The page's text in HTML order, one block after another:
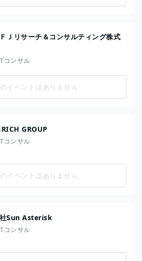
Ｊリサーチ＆コンサルティング株式
コンサル
イベントはありません
GROUP
コンサル
イベントはありません
Sun Asterisk
コンサル